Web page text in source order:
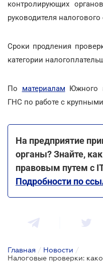
контролирующих
руководителя налогового
Сроки продления
категории
По материалам Южного
ГНС по работе с
На предприятие
органы? Знайте,
правовым путем с
Подробности по
Главная / Новости /